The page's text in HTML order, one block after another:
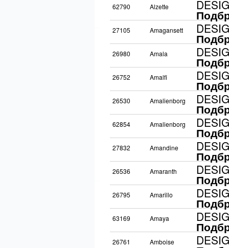
62790 Alzette
27105 Amagansett
26980 Amala
26752 Amalfi
26530 Amalienborg
62854 Amalienborg
27832 Amandine
26536 Amaranth
26795 Amarillo
63169 Amaya
26761 Amboise